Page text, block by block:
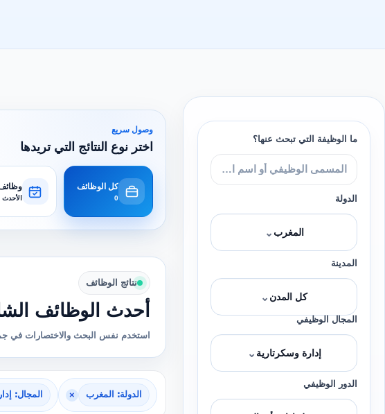
ما الوظيفة التي تبحث عنها؟
الدولة
المغرب ⌄
المدينة
كل المدن ⌄
المجال الوظيفي
إدارة وسكرتارية ⌄
الدور الوظيفي
وصول سريع
اختر نوع النتائج التي تريدها
كل الوظائف
0
وظائف
الأحدث
نتائج الوظائف
أحدث الوظائف
استخدم نفس البحث والاختصارات في
الدولة: المغرب × المجال: